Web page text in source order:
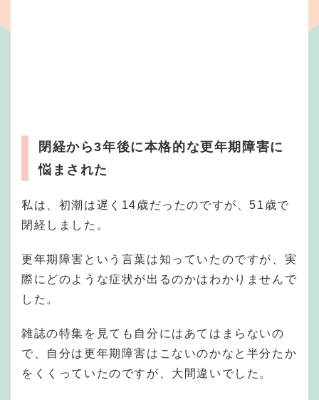
閉経から3年後に本格的な更年期障害に
悩まされた
私は、初潮は遅く14歳だったのですが、51歳で
閉経しました。
更年期障害という言葉は知っていたのですが、実
際にどのような症状が出るのかはわかりませんで
した。
雑誌の特集を見ても自分にはあてはまらないの
で、自分は更年期障害はこないのかなと半分たか
をくくっていたのですが、大間違いでした。